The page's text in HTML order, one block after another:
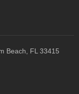
Beach, FL 33415